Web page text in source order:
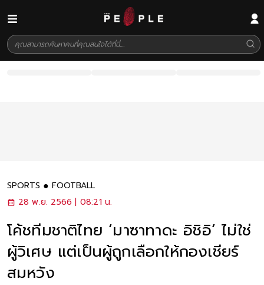
SPORTS
FOOTBALL
28 พ.ย. 2566 | 08:21 น.
โค้ชทีมชาติไทย ‘มาซาทาดะ อิชิอิ’ ไม่ใช่
ผู้วิเศษ แต่เป็นผู้ถูกเลือกให้กองเชียร์
สมหวัง